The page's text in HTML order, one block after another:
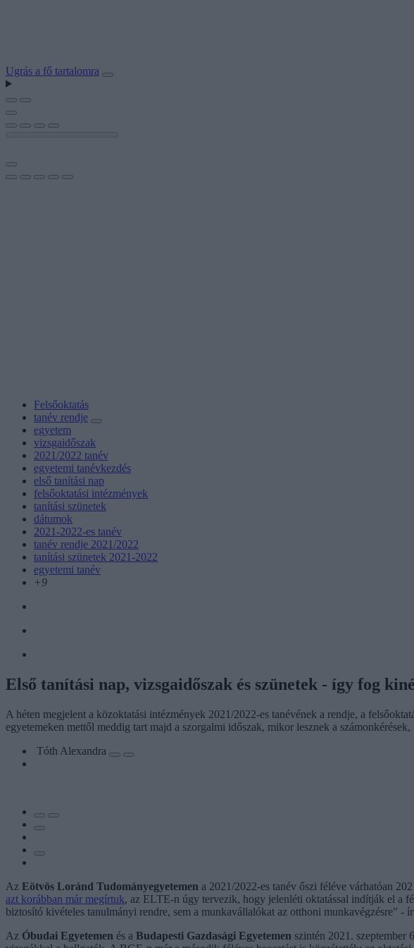
Ugrás a fő tartalomra
Felsőoktatás
tanév rendje
egyetem
vizsgaidőszak
2021/2022 tanév
egyetemi tanévkezdés
első tanítási nap
felsőoktatási intézmények
tanítási szünetek
dátumok
2021-2022-es tanév
tanév rendje 2021/2022
tanítási szünetek 2021-2022
egyetemi tanév
+9
Első tanítási nap, vizsgaidőszak és szünetek - így fog
A héten megjelent a közoktatási intézmények 2021/2022-es tanévének a rendje, a
egyetemeken mettől meddig tart majd a szorgalmi időszak, mikor lesznek a
Tóth Alexandra
Az Eötvös Loránd Tudományegyetemen a 2021/2022-es tanév őszi féléve várhatóan
azt korábban már megírtuk, az ELTE-n úgy tervezik, hogy jelenléti oktatással indítják el a
biztosító kivételes tanulmányi rendre, sem a munkavállalókat az otthoni munkavégzésre" -
Az Óbudai Egyetemen és a Budapesti Gazdasági Egyetemen szintén 2021. szeptember